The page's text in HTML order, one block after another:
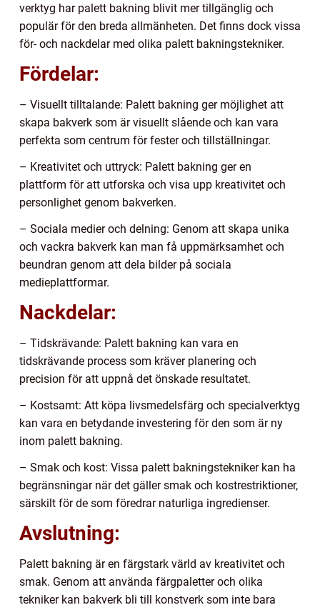
verktyg har palett bakning blivit mer tillgänglig och
populär för den breda allmänheten. Det finns dock vissa
för- och nackdelar med olika palett bakningstekniker.
Fördelar:
– Visuellt tilltalande: Palett bakning ger möjlighet att
skapa bakverk som är visuellt slående och kan vara
perfekta som centrum för fester och tillställningar.
– Kreativitet och uttryck: Palett bakning ger en
plattform för att utforska och visa upp kreativitet och
personlighet genom bakverken.
– Sociala medier och delning: Genom att skapa unika
och vackra bakverk kan man få uppmärksamhet och
beundran genom att dela bilder på sociala
medieplattformar.
Nackdelar:
– Tidskrävande: Palett bakning kan vara en
tidskrävande process som kräver planering och
precision för att uppnå det önskade resultatet.
– Kostsamt: Att köpa livsmedelsfärg och specialverktyg
kan vara en betydande investering för den som är ny
inom palett bakning.
– Smak och kost: Vissa palett bakningstekniker kan ha
begränsningar när det gäller smak och kostrestriktioner,
särskilt för de som föredrar naturliga ingredienser.
Avslutning:
Palett bakning är en färgstark värld av kreativitet och
smak. Genom att använda färgpaletter och olika
tekniker kan bakverk bli till konstverk som inte bara